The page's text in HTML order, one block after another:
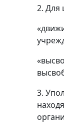
2. Для
3.